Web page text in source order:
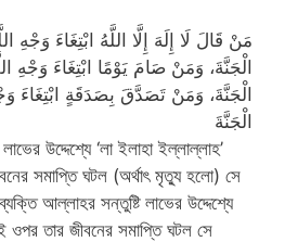
مَنْ قَالَ لَا إِلَهَ إِلَّا اللَّهُ ابْتِغَاءَ وَجْهِ
الْجَنَّةَ، وَمَنْ صَامَ يَوْمًا ابْتِغَاءَ وَجْهِ
الْجَنَّةَ، وَمَنْ تَصَدَّقَ بِصَدَقَةٍ ابْتِغَاءَ
الْجَنَّةَ
উদ্দেশ্যে ‘লা ইলাহা ইল্লাল্লাহ’
সমাপ্তি ঘটল (অর্থাৎ মৃত্যু হলো) সে
আল্লাহর সন্তুষ্টি লাভের উদ্দেশ্যে
তার জীবনের সমাপ্তি ঘটল সে